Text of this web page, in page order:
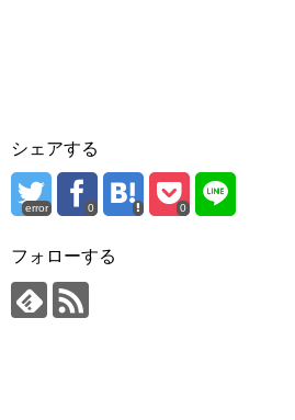
シェアする
error 0 0
フォローする